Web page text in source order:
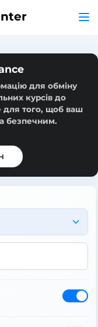
для обміну
курсів до
для того, щоб ваш
безпечним.